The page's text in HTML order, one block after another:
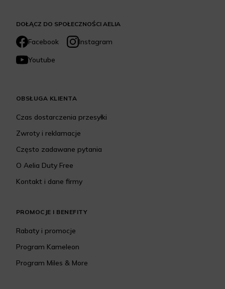
DOŁĄCZ DO SPOŁECZNOŚCI AELIA
Facebook
Instagram
Youtube
OBSŁUGA KLIENTA
Czas dostarczenia przesyłki
Zwroty i reklamacje
Często zadawane pytania
O Aelia Duty Free
Kontakt i dane firmy
PROMOCJE I BENEFITY
Rabaty i promocje
Program Kameleon
Program Miles & More